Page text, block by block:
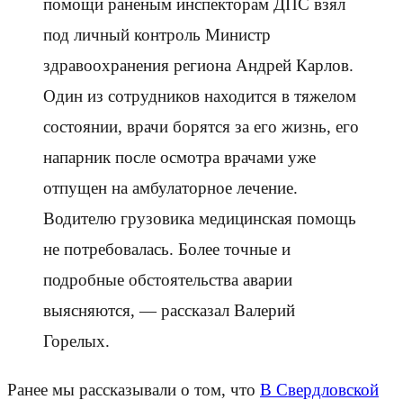
помощи раненым инспекторам ДПС взял
под личный контроль Министр
здравоохранения региона Андрей Карлов.
Один из сотрудников находится в тяжелом
состоянии, врачи борятся за его жизнь, его
напарник после осмотра врачами уже
отпущен на амбулаторное лечение.
Водителю грузовика медицинская помощь
не потребовалась. Более точные и
подробные обстоятельства аварии
выясняются, — рассказал Валерий
Горелых.
Ранее мы рассказывали о том, что В Свердловской